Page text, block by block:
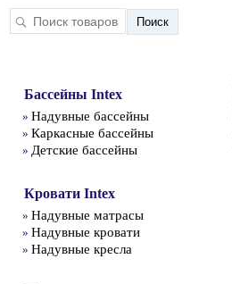
Бассейны Intex
» Надувные бассейны
» Каркасные бассейны
» Детские бассейны
Кровати Intex
» Надувные матрасы
» Надувные кровати
» Надувные кресла